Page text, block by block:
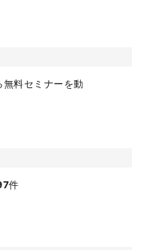
料セミナーを動
件